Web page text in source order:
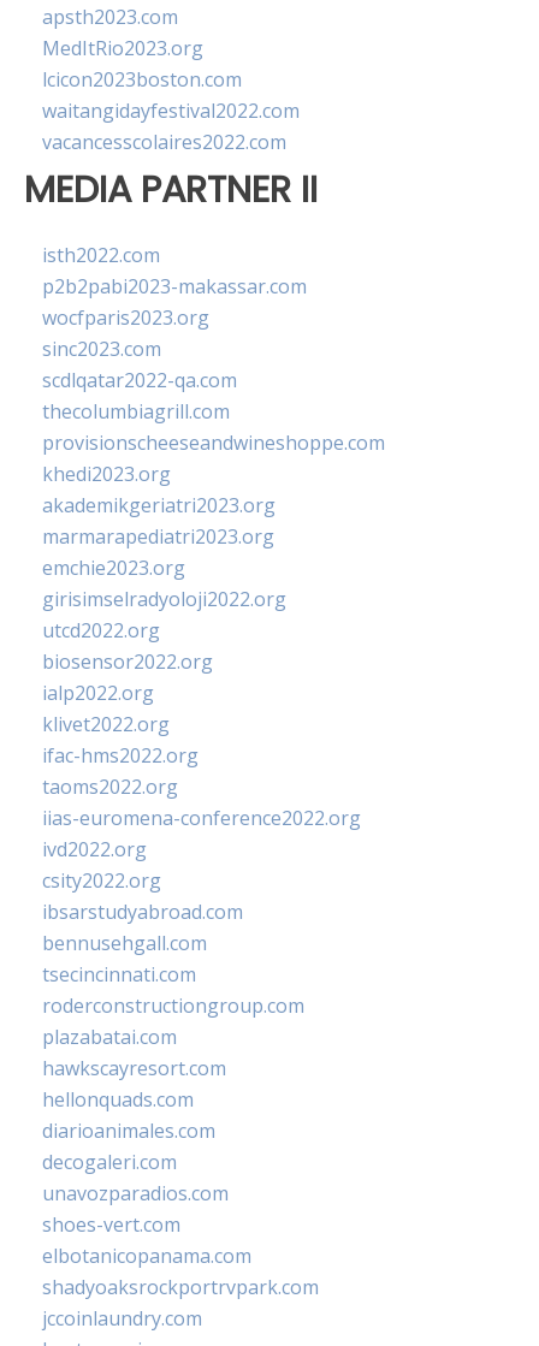
apsth2023.com
MedItRio2023.org
lcicon2023boston.com
waitangidayfestival2022.com
vacancesscolaires2022.com
MEDIA PARTNER II
isth2022.com
p2b2pabi2023-makassar.com
wocfparis2023.org
sinc2023.com
scdlqatar2022-qa.com
thecolumbiagrill.com
provisionscheeseandwineshoppe.com
khedi2023.org
akademikgeriatri2023.org
marmarapediatri2023.org
emchie2023.org
girisimselradyoloji2022.org
utcd2022.org
biosensor2022.org
ialp2022.org
klivet2022.org
ifac-hms2022.org
taoms2022.org
iias-euromena-conference2022.org
ivd2022.org
csity2022.org
ibsarstudyabroad.com
bennusehgall.com
tsecincinnati.com
roderconstructiongroup.com
plazabatai.com
hawkscayresort.com
hellonquads.com
diarioanimales.com
decogaleri.com
unavozparadios.com
shoes-vert.com
elbotanicopanama.com
shadyoaksrockportrvpark.com
jccoinlaundry.com